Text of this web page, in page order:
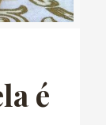
é